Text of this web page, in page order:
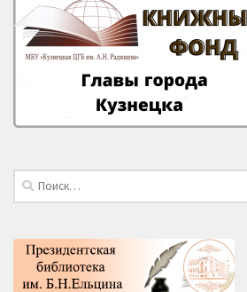
Найти: